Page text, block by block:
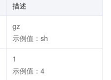
描述
gz
示例值：sh
1
示例值：4